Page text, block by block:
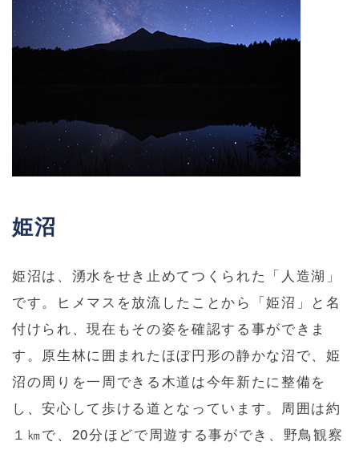
姫沼
姫沼は、湧水をせき止めてつくられた「人造湖」
です。ヒメマスを放流したことから「姫沼」と名
付けられ、現在もその姿を確認する事ができま
す。原生林に囲まれたほぼ円形の静かな沼で、姫
沼の周りを一周できる木道は今年新たに整備を
し、安心して歩ける道となっています。周囲は約
１㎞で、20分ほどで周遊する事ができ、野鳥観察